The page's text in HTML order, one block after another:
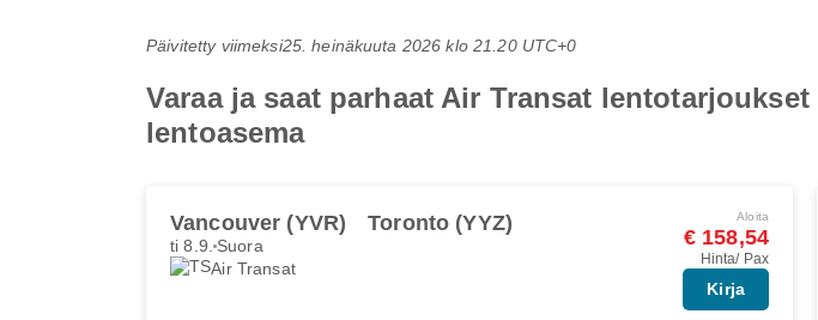
Päivitetty viimeksi25. heinäkuuta 2026 klo 21.20 UTC+0
Varaa ja saat parhaat Air Transat
lentoasema
Vancouver (YVR) Toronto (YYZ)
ti 8.9. Suora
Air Transat
Aloita
€ 158,54
Hinta/ Pax
Kirja